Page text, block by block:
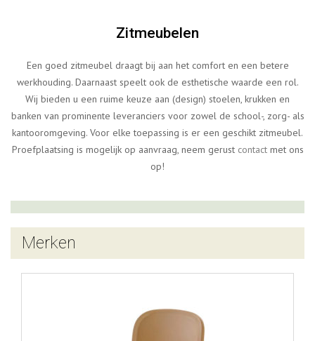
Zitmeubelen
Een goed zitmeubel draagt bij aan het comfort en een betere
werkhouding. Daarnaast speelt ook de esthetische waarde een rol.
Wij bieden u een ruime keuze aan (design) stoelen, krukken en
banken van prominente leveranciers voor zowel de school-, zorg- als
kantooromgeving. Voor elke toepassing is er een geschikt zitmeubel.
Proefplaatsing is mogelijk op aanvraag, neem gerust contactmet ons
op!
Merken